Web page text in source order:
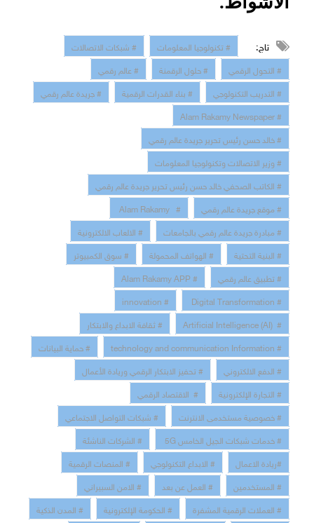
تاج: # تكنولوجيا المعلومات
# شبكات الاتصالات
# التحول الرقمي
# حلول الرقمنة
# عالم رقمي
# التدريب التكنولوجي
# بناء القدرات الرقمية
# جريدة عالم رقمي
# Alam Rakamy Newspaper
# خالد حسن رئيس تحرير جريدة عالم رقمي
# وزير الاتصالات وتكنولوجيا المعلومات
# الكاتب الصحفي خالد حسن رئيس تحرير جريدة عالم رقمي
# موقع جريدة عالم رقمي
# Alam Rakamy
# مبادرة جريدة عالم رقمي بالجامعات
# الالعاب الالكترونية
# البنية التحتية
# الهواتف المحمولة
# سوق الكمبيوتر
# تطبيق عالم رقمي
# Alam Rakamy APP
# Digital Transformation
# innovation
# Artificial Intelligence (AI)
# ثقافة الابداع والابتكار
# technology and communication Information
# حماية البيانات
# الدفع الالكتروني
# تحفيز الابتكار الرقمي وريادة الأعمال
# التجارة الإلكترونية
# الاقتصاد الرقمي
# خصوصية مستخدمى الانترنت
# شبكات التواصل الاجتماعي
# خدمات شبكات الجيل الخامس 5G
# الشركات الناشئة
#ريادة الاعمال
# الابداع التكنولوجي
# المنصات الرقمية
# المستخدمين
# العمل عن بعد
# الامن السبيراني
# العملات الرقمية المشفرة
# الحكومة الإلكترونية # المدن الذكية